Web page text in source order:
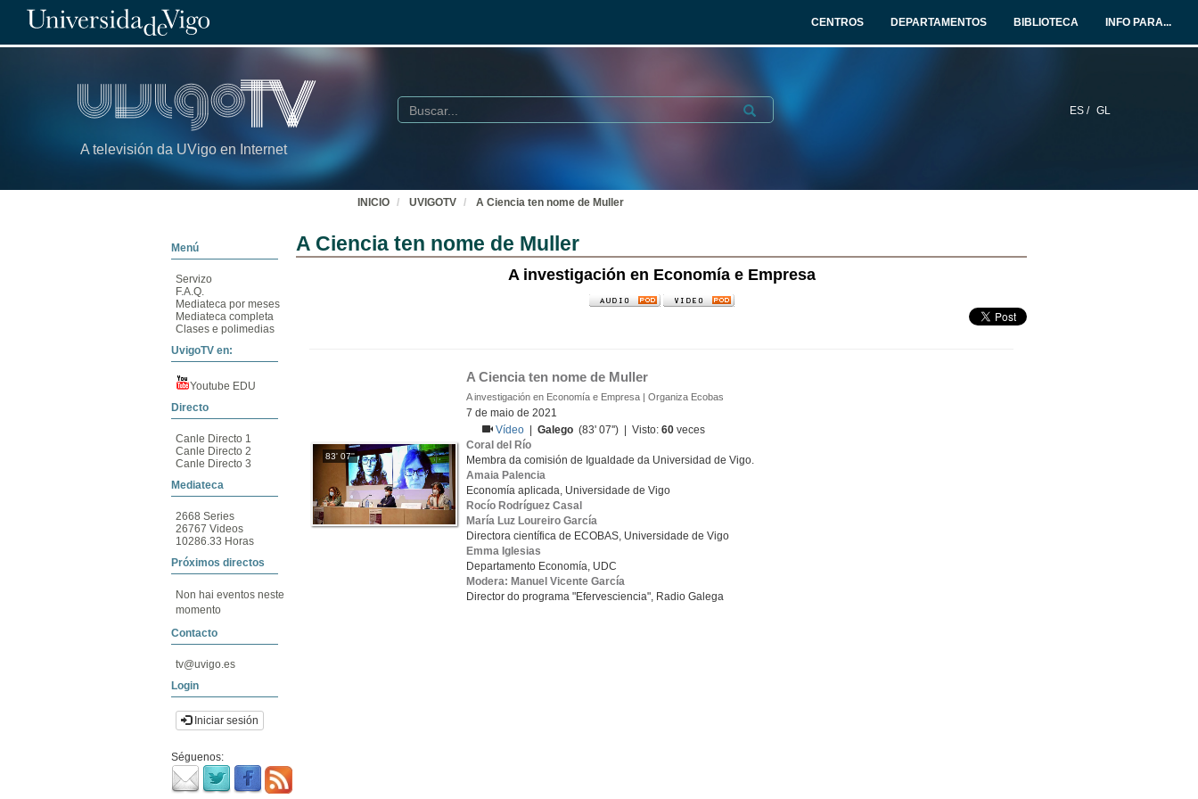
CENTROS DEPARTAMENTOS BIBLIOTECA INFO PARA...
A televisión da UVigo en Internet
ES / GL
Buscar Submit
INICIO UVIGOTV A Ciencia ten nome de Muller
Menú
Servizo
F.A.Q.
Mediateca por meses
Mediateca completa
Clases e polimedias
UvigoTV en:
Youtube EDU
Directo
Canle Directo 1
Canle Directo 2
Canle Directo 3
Mediateca
2668 Series
26767 Videos
10286.33 Horas
Próximos directos
Non hai eventos neste
momento
Contacto
tv@uvigo.es
Login
Iniciar sesión
Séguenos:
A Ciencia ten nome de Muller
A investigación en Economía e Empresa
83' 07''
A Ciencia ten nome de Muller
A investigación en Economía e Empresa | Organiza Ecobas
7 de maio de 2021
Vídeo
|Galego (83' 07'') | Visto:60 veces
Coral del Río
Membra da comisión de Igualdade da Universidad de Vigo.
Amaia Palencia
Economía aplicada, Universidade de Vigo
Rocío Rodríguez Casal
María Luz Loureiro García
Directora científica de ECOBAS, Universidade de Vigo
Emma Iglesias
Departamento Economía, UDC
Modera: Manuel Vicente García
Director do programa "Efervesciencia", Radio Galega